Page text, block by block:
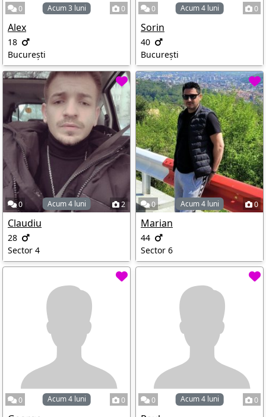
0 Acum 3 luni 0
Alex
18
București
0 Acum 4 luni 0
Sorin
40
București
0 Acum 4 luni 2
Claudiu
28
Sector 4
0 Acum 4 luni 0
Marian
44
Sector 6
0 Acum 4 luni 0 0 Acum 4 luni 0